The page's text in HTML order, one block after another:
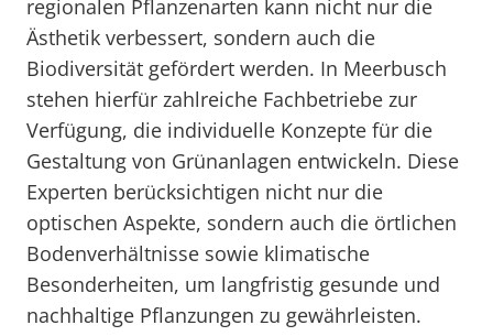
regionalen Pflanzenarten kann nicht nur die
Ästhetik verbessert, sondern auch die
Biodiversität gefördert werden. In Meerbusch
stehen hierfür zahlreiche Fachbetriebe zur
Verfügung, die individuelle Konzepte für die
Gestaltung von Grünanlagen entwickeln. Diese
Experten berücksichtigen nicht nur die
optischen Aspekte, sondern auch die örtlichen
Bodenverhältnisse sowie klimatische
Besonderheiten, um langfristig gesunde und
nachhaltige Pflanzungen zu gewährleisten.